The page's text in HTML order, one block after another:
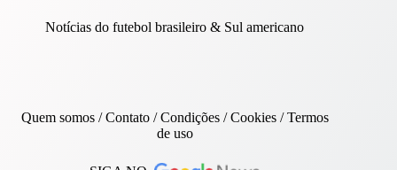
Notícias do futebol brasileiro & Sul americano
Quem somos/Contato/ Condições /Cookies/Termos
de uso